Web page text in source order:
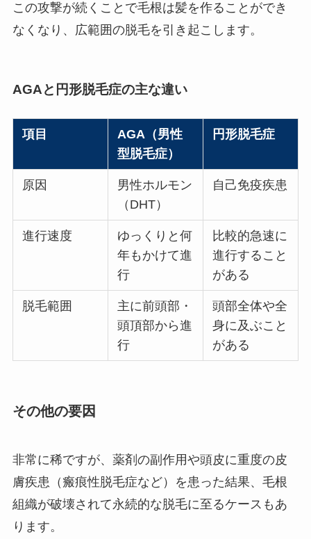
この攻撃が続くことで毛根は髪を作ることができ
なくなり、広範囲の脱毛を引き起こします。
AGAと円形脱毛症の主な違い
項目
AGA（男性
型脱毛症）
円形脱毛症
原因
男性ホルモン
（DHT）
自己免疫疾患
進行速度
ゆっくりと何
年もかけて進
行
比較的急速に
進行すること
がある
脱毛範囲
主に前頭部・
頭頂部から進
行
頭部全体や全
身に及ぶこと
がある
その他の要因
非常に稀ですが、薬剤の副作用や頭皮に重度の皮
膚疾患（瘢痕性脱毛症など）を患った結果、毛根
組織が破壊されて永続的な脱毛に至るケースもあ
ります。